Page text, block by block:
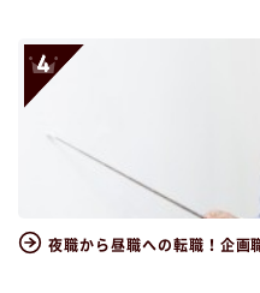
夜職から昼職への転職！企画